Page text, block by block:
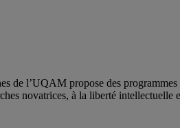
de l’UQAM propose des
novatrices, à la liberté intellectuelle